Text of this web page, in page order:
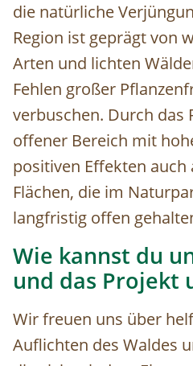
die natürliche
Region ist geprägt von
Arten und lichten
Fehlen großer
verbuschen. Durch das
offener Bereich mit
positiven Effekten auch
Flächen, die im
langfristig offen
Wie kannst du
und das Projekt
Wir freuen uns über
Auflichten des Waldes